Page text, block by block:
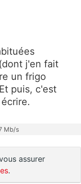
j'en fait
un frigo
puis, c'est
Mb/s
assurer
.